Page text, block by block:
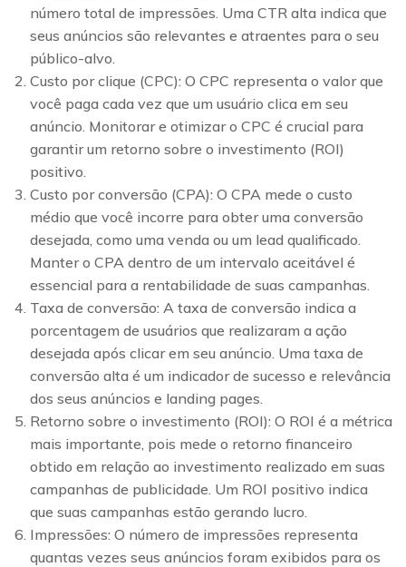
número total de impressões. Uma CTR alta indica que
seus anúncios são relevantes e atraentes para o seu
público-alvo.
Custo por clique (CPC): O CPC representa o valor que
você paga cada vez que um usuário clica em seu
anúncio. Monitorar e otimizar o CPC é crucial para
garantir um retorno sobre o investimento (ROI)
positivo.
Custo por conversão (CPA): O CPA mede o custo
médio que você incorre para obter uma conversão
desejada, como uma venda ou um lead qualificado.
Manter o CPA dentro de um intervalo aceitável é
essencial para a rentabilidade de suas campanhas.
Taxa de conversão: A taxa de conversão indica a
porcentagem de usuários que realizaram a ação
desejada após clicar em seu anúncio. Uma taxa de
conversão alta é um indicador de sucesso e relevância
dos seus anúncios e landing pages.
Retorno sobre o investimento (ROI): O ROI é a métrica
mais importante, pois mede o retorno financeiro
obtido em relação ao investimento realizado em suas
campanhas de publicidade. Um ROI positivo indica
que suas campanhas estão gerando lucro.
Impressões: O número de impressões representa
quantas vezes seus anúncios foram exibidos para os